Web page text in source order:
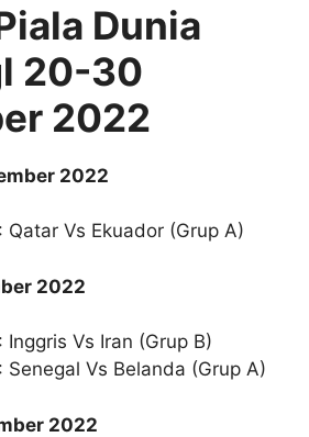
Dunia
20-30
2022
2022
Qatar Vs Ekuador (Grup A)
2022
Inggris Vs Iran (Grup B)
Senegal Vs Belanda (Grup A)
2022